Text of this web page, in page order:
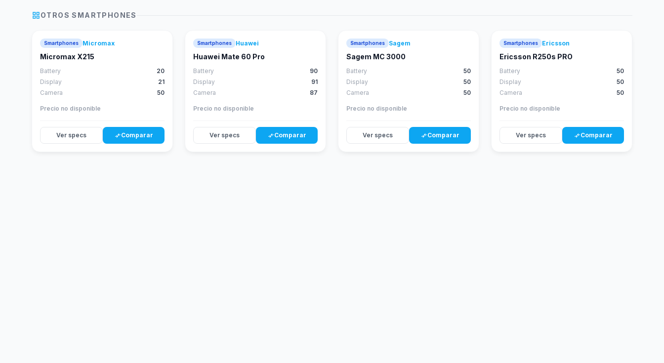
grid_viewOTROSSMARTPHONES
Smartphones Micromax
Micromax X215
Battery
20
Display
21
Camera
50
Precio no disponible
Ver specs compare_arrowsComparar
Smartphones Huawei
Huawei Mate 60 Pro
Battery
90
Display
91
Camera
87
Precio no disponible
Ver specs compare_arrowsComparar
Smartphones Sagem
Sagem MC 3000
Battery
50
Display
50
Camera
50
Precio no disponible
Ver specs compare_arrowsComparar
Smartphones Ericsson
Ericsson R250s PRO
Battery
50
Display
50
Camera
50
Precio no disponible
Ver specs compare_arrowsComparar